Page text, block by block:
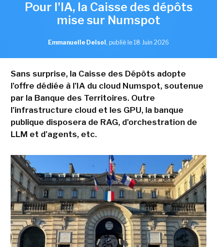
Pour l'IA, la Caisse des dépôts
mise sur Numspot
Emmanuelle Delsol , publié le 18 Juin 2026
Sans surprise, la Caisse des Dépôts adopte
l'offre dédiée à l'IA du cloud Numspot, soutenue
par la Banque des Territoires. Outre
l'infrastructure cloud et les GPU, la banque
publique disposera de RAG, d'orchestration de
LLM et d'agents, etc.